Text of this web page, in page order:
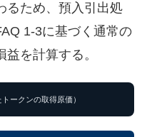
るため、預入引出処
1-3に基づく通常の
を計算する。
ークンの取得原価）